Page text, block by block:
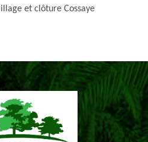
et clôture Cossaye